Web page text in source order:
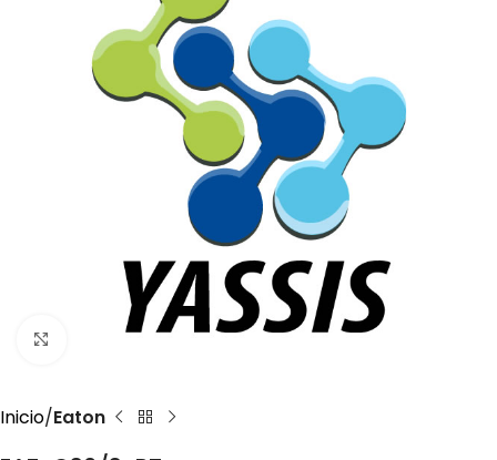
Click to enlarge
Inicio Eaton